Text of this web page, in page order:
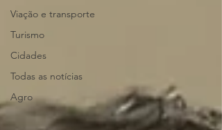
Viação e transporte
Turismo
Cidades
Todas as notícias
Agro